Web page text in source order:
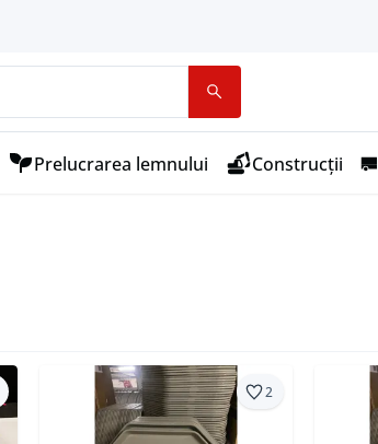
Prelucrarea lemnului Construcții
2